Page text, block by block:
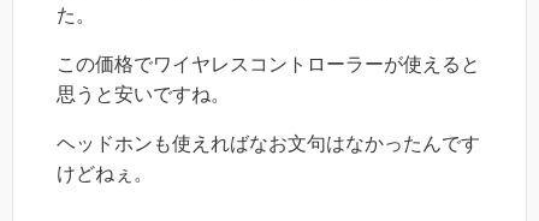
た。
この価格でワイヤレスコントローラーが使えると
思うと安いですね。
ヘッドホンも使えればなお文句はなかったんです
けどねぇ。